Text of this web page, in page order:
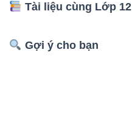
Tài liệu cùng Lớp 12
Gợi ý cho bạn